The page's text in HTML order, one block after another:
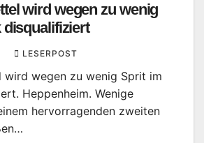
wird wegen zu wenig
disqualifiziert
LESERPOST
wird wegen zu wenig Sprit im
Heppenheim. Wenige
hervorragenden zweiten